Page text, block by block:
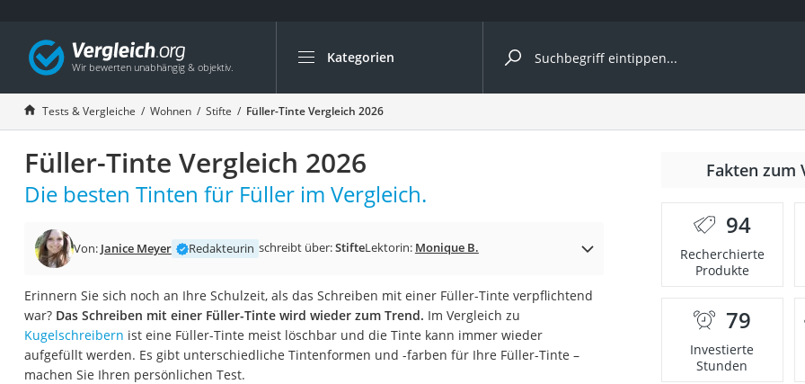
Kategorien
Die beliebtesten Vergleiche nach Kategorie
Wohnen
Matratzen-Topper
Matratzen
Konferenzlautsprecher
Tageslichtlampe
Badlüfter
Bürohocker
Außenleuchte mit Kamera
Ozongeneratoren
Tests & Vergleiche Wohnen Stifte Füller-Tinte Vergleich 2026
Füller-Tinte Vergleich 2026
Die besten Tinten für Füller im Vergleich.
Von: Janice Meyer Redakteurin schreibt über:StifteLektorin: Monique B.
Erinnern Sie sich noch an Ihre Schulzeit, als das Schreiben mit einer Füller-Tinte verpflichtend
war? Das Schreiben mit einer Füller-Tinte wird wieder zum Trend. Im Vergleich zu
Kugelschreibern ist eine Füller-Tinte meist löschbar und die Tinte kann immer wieder
aufgefüllt werden. Es gibt unterschiedliche Tintenformen und -farben für Ihre Füller-Tinte –
machen Sie Ihren persönlichen Test.
Fakten zum
94
Recherchierte
Produkte
79
Investierte
Stunden